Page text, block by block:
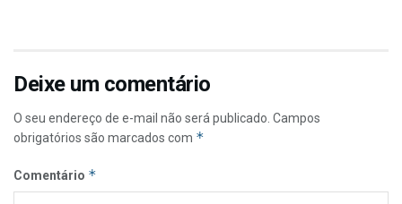
Deixe um comentário
O seu endereço de e-mail não será publicado. Campos
obrigatórios são marcados com *
Comentário *